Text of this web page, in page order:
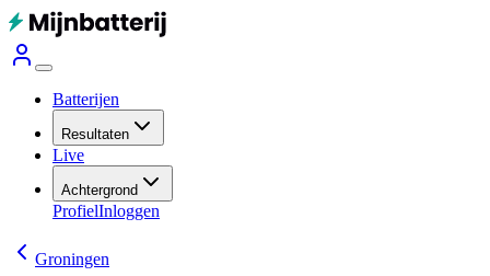
Batterijen
Resultaten
Live
Achtergrond
ProfielInloggen
Groningen